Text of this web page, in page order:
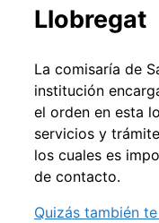
Llobregat
La comisaría de
institución
el orden en esta
servicios y
los cuales es
de contacto.
Quizás también